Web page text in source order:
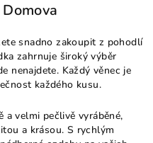
snadno zakoupit z pohodlí
zahrnuje široký výběr
nenajdete. Každý věnec je
každého kusu.
a velmi pečlivě vyráběné,
a krásou. S rychlým